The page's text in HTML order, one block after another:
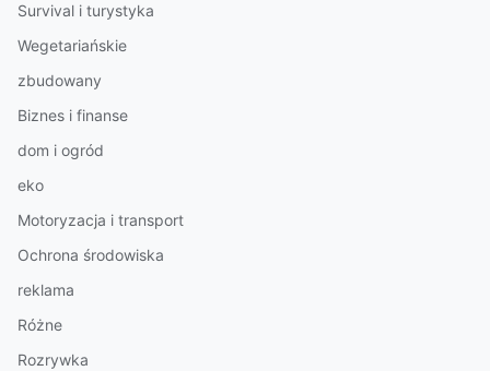
Survival i turystyka
Wegetariańskie
zbudowany
Biznes i finanse
dom i ogród
eko
Motoryzacja i transport
Ochrona środowiska
reklama
Różne
Rozrywka